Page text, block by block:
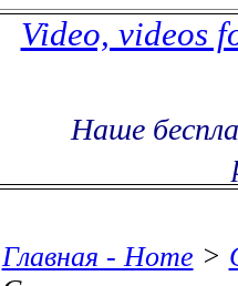
Video, videos
Наше
Главная - Home >